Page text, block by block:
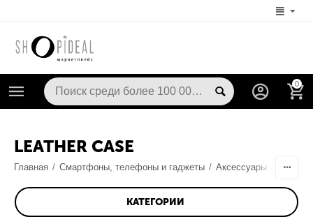
0
LEATHER CASE
Главная / Смартфоны, телефоны и гаджеты / Аксессуары Чехлы
КАТЕГОРИИ